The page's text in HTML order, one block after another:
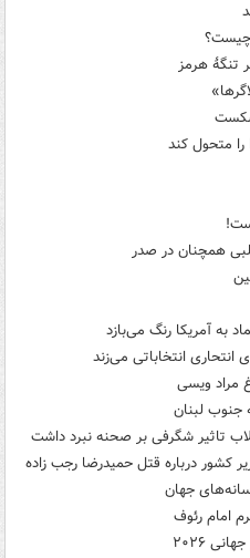
چیست؟
تنگۀ هرمز
شکست
همچنان در صدر
به آمریکا رنگ می‌بازد
انتحاری انتخاباتی می‌زند
مراد ویسی
جنوب لبنان
تاثیر شگرفی بر صحنه نبرد داشت
کشور درباره قتل حمیدرضا رجب زاده
جهان
امام رئوف
۲۰۲۶